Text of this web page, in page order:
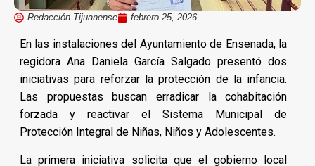
Redacción Tijuanense febrero 25, 2026
En las instalaciones del Ayuntamiento de Ensenada, la
regidora Ana Daniela García Salgado presentó dos
iniciativas para reforzar la protección de la infancia.
Las propuestas buscan erradicar la cohabitación
forzada y reactivar el Sistema Municipal de
Protección Integral de Niñas, Niños y Adolescentes.
La primera iniciativa solicita que el gobierno local